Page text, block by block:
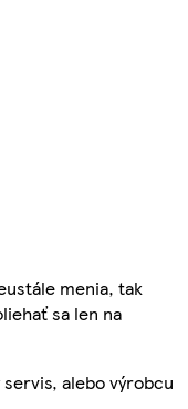
menia, tak
sa len na
alebo výrobcu